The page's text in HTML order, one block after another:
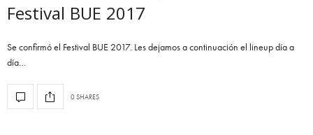
Festival BUE 2017
Se confirmó el Festival BUE 2017. Les dejamos a continuación el lineup día a
día…
0 SHARES